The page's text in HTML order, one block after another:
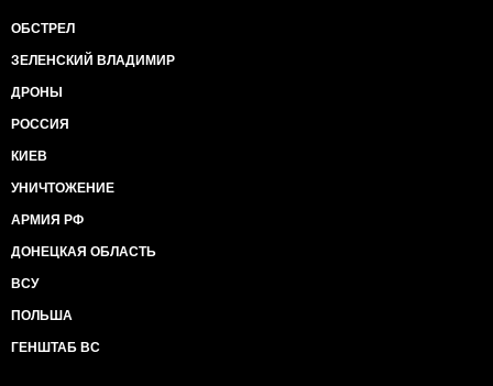
ОБСТРЕЛ
ЗЕЛЕНСКИЙ ВЛАДИМИР
ДРОНЫ
РОССИЯ
КИЕВ
УНИЧТОЖЕНИЕ
АРМИЯ РФ
ДОНЕЦКАЯ ОБЛАСТЬ
ВСУ
ПОЛЬША
ГЕНШТАБ ВС